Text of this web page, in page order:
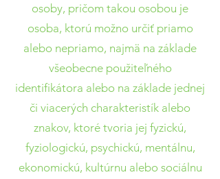
osoby, pričom takou osobou je
osoba, ktorú možno určiť priamo
alebo nepriamo, najmä na základe
všeobecne použiteľného
identifikátora alebo na základe jednej
či viacerých charakteristík alebo
znakov, ktoré tvoria jej fyzickú,
fyziologickú, psychickú, mentálnu,
ekonomickú, kultúrnu alebo sociálnu